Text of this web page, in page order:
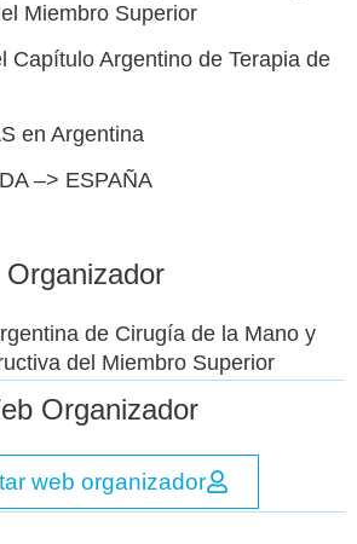
Miembro Superior
Capítulo Argentino de Terapia de
en Argentina
–> ESPAÑA
Organizador
de Cirugía de la Mano y
del Miembro Superior
Organizador
web organizador